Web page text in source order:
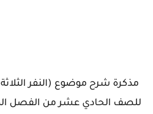
مذكرة شرح موضوع (النفر
للصف الحادي عشر من الفصل